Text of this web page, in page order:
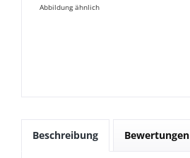
Abbildung ähnlich
Beschreibung Bewertungen